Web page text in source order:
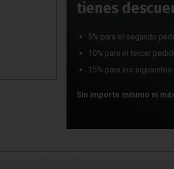
tienes
5% para el segundo
10% para el tercer
15% para los siguientes
Sin importe mínimo ni